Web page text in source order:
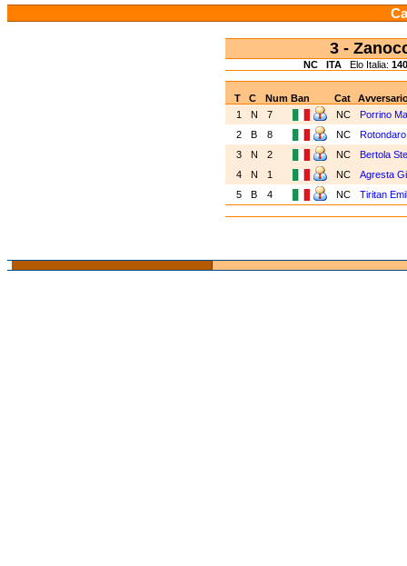
3 -
NC ITAElo Italia:
T C Num Ban Cat
1
N 7 NC
Porrino
2
B 8 NC
3
N 2 NC
Bertola
4
N 1 NC
Agresta
5
B 4 NC Tiritan